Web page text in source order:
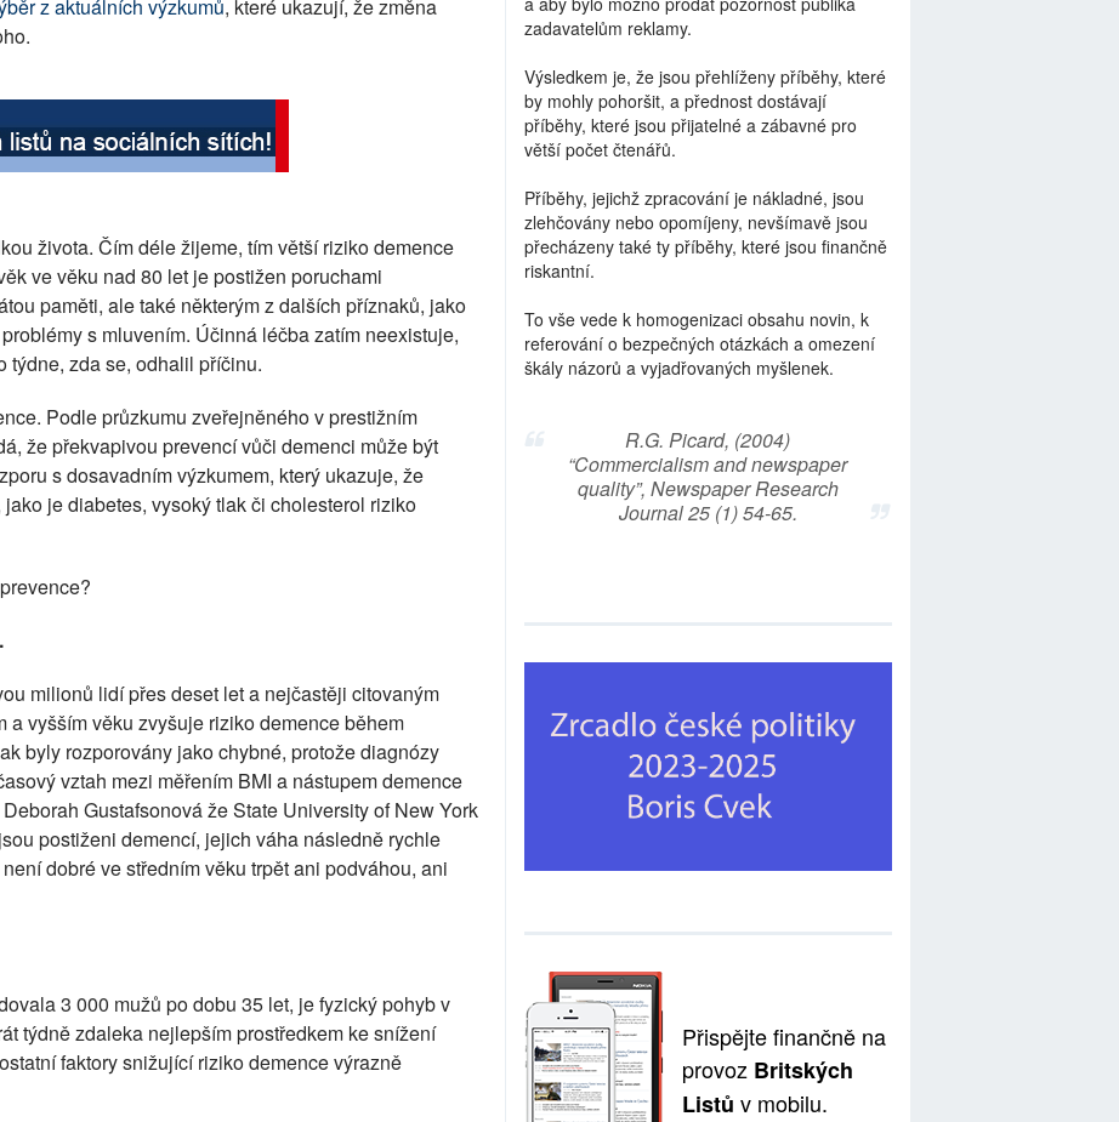
z aktuálních výzkumů, které ukazují, že změna
života. Čím déle žijeme, tím větší riziko demence
ve věku nad 80 let je postižen poruchami
paměti, ale také některým z dalších příznaků, jako
s mluvením. Účinná léčba zatím neexistuje,
týdne, zda se, odhalil příčinu.
Podle průzkumu zveřejněného v prestižním
že překvapivou prevencí vůči demenci může být
s dosavadním výzkumem, který ukazuje, že
je diabetes, vysoký tlak či cholesterol riziko
milionů lidí přes deset let a nejčastěji citovaným
a vyšším věku zvyšuje riziko demence během
byly rozporovány jako chybné, protože diagnózy
vztah mezi měřením BMI a nástupem demence
Gustafsonová že State University of New York
postiženi demencí, jejich váha následně rychle
dobré ve středním věku trpět ani podváhou, ani
3 000 mužů po dobu 35 let, je fyzický pohyb v
týdně zdaleka nejlepším prostředkem ke snížení
faktory snižující riziko demence výrazně
zadavatelům reklamy.
Výsledkem je, že jsou přehlíženy příběhy, které
by mohly pohoršit, a přednost dostávají
příběhy, které jsou přijatelné a zábavné pro
větší počet čtenářů.
Příběhy, jejichž zpracování je nákladné, jsou
zlehčovány nebo opomíjeny, nevšímavě jsou
přecházeny také ty příběhy, které jsou finančně
riskantní.
To vše vede k homogenizaci obsahu novin, k
referování o bezpečných otázkách a omezení
škály názorů a vyjadřovaných myšlenek.
R.G. Picard, (2004)
“Commercialism and newspaper
quality”, Newspaper Research
Journal 25 (1) 54-65.
Přispějte finančně na
provoz Britských
Listů v mobilu.